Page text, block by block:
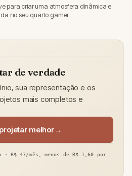
para criar uma atmosfera dinâmica e
no seu quarto gamer.
de verdade
sua representação e os
mais completos e
melhor
R$ 47/mês, menos de R$ 1,60 por